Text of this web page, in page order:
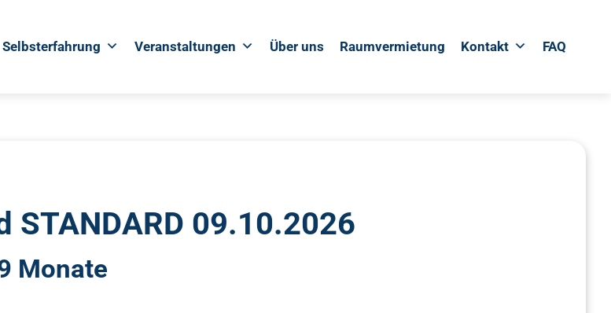
Selbsterfahrung Veranstaltungen Über uns Raumvermietung Kontakt FAQ
09.10.2026
Monate